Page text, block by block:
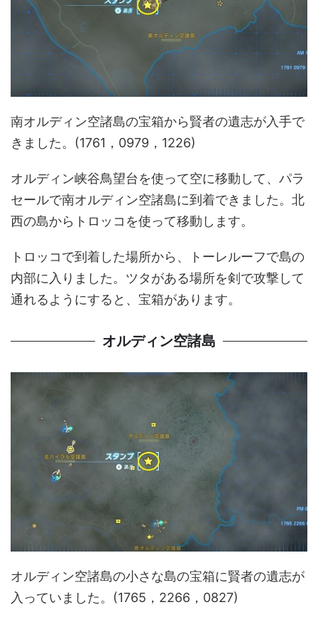
南オルディン空諸島の宝箱から賢者の遺志が入手で
きました。(1761，0979，1226)
オルディン峡谷鳥望台を使って空に移動して、パラ
セールで南オルディン空諸島に到着できました。北
西の島からトロッコを使って移動します。
トロッコで到着した場所から、トーレルーフで島の
内部に入りました。ツタがある場所を剣で攻撃して
通れるようにすると、宝箱があります。
オルディン空諸島
オルディン空諸島の小さな島の宝箱に賢者の遺志が
入っていました。(1765，2266，0827)